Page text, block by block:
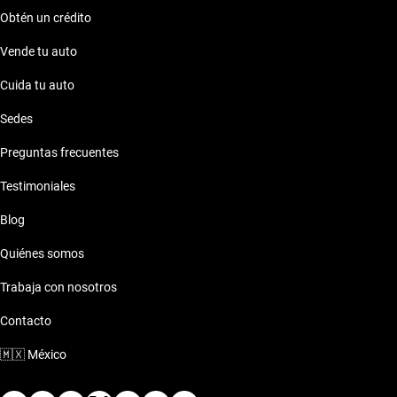
Obtén un crédito
Vende tu auto
Cuida tu auto
Sedes
Preguntas frecuentes
Testimoniales
Blog
Quiénes somos
Trabaja con nosotros
Contacto
🇲🇽 México